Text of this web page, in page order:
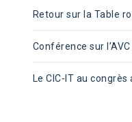
Retour sur la Table
Conférence sur
Le CIC-IT au congrès